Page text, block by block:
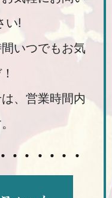
い!
いつでもお気
、営業時間内